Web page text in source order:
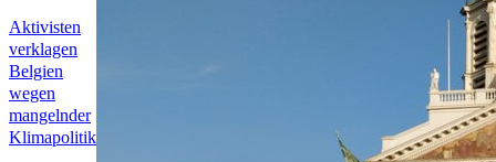
Aktivisten
verklagen
Belgien
wegen
mangelnder
Klimapolitik